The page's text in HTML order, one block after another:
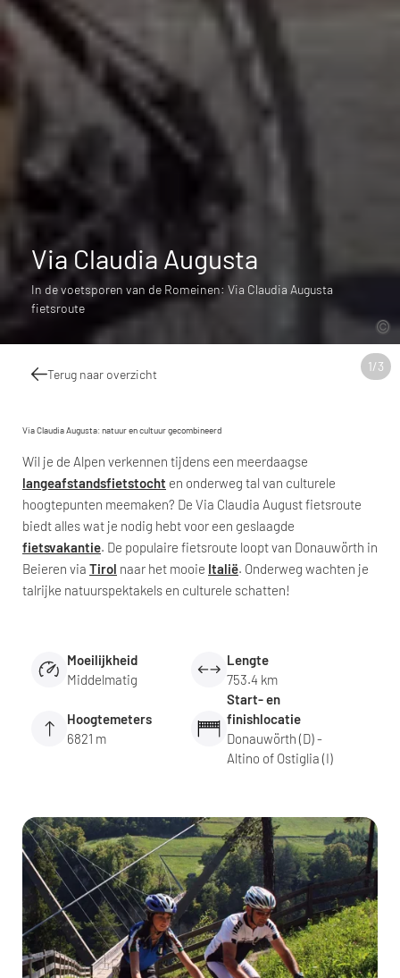
1/3
Via Claudia Augusta
In de voetsporen van de Romeinen: Via Claudia Augusta
fietsroute
Terug naar overzicht
Via Claudia Augusta: natuur en cultuur gecombineerd
Wil je de Alpen verkennen tijdens een meerdaagse
langeafstandsfietstocht en onderweg tal van culturele
hoogtepunten meemaken? De Via Claudia August fietsroute
biedt alles wat je nodig hebt voor een geslaagde
fietsvakantie. De populaire fietsroute loopt van Donauwörth in
Beieren via Tirol naar het mooie Italië. Onderweg wachten je
talrijke natuurspektakels en culturele schatten!
Moeilijkheid
Middelmatig
Lengte
753.4 km
Hoogtemeters
6821 m
Start- en
finishlocatie
Donauwörth (D) -
Altino of Ostiglia (I)